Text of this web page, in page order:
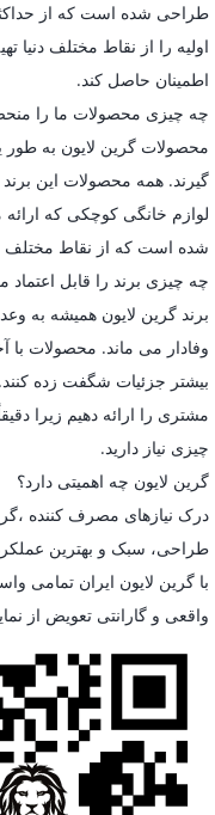
طراحی شده است که از
اولیه را از نقاط مختلف دنیا
اطمینان حاصل کند.
چه چیزی محصولات ما را
محصولات گرین لایون به
گیرند. همه محصولات این برند
لوازم خانگی کوچکی که ارائه
شده است که از نقاط مختلف
چه چیزی برند را قابل اعتماد
برند گرین لایون همیشه به
وفادار می ماند. محصولات با
بیشتر جزئیات شگفت زده
مشتری را ارائه دهیم زیرا
چیزی نیاز دارید.
گرین لایون چه اهمیتی دارد؟
درک نیازهای مصرف کننده
طراحی، سبک و بهترین
با گرین لایون ایران تمامی
واقعی و گارانتی تعویض از